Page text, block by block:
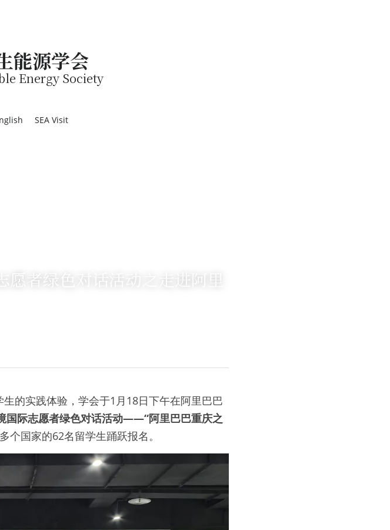
能源学会
Energy Society
SEA Visit
愿者绿色对话活动之走进阿里
的实践体验，学会于1月18日下午在阿里巴巴
国际志愿者绿色对话活动——“阿里巴巴重庆之
个国家的62名留学生踊跃报名。